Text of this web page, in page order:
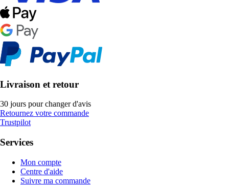
Livraison et retour
30 jours pour changer d'avis
Retournez votre commande
Trustpilot
Services
Mon compte
Centre d'aide
Suivre ma commande